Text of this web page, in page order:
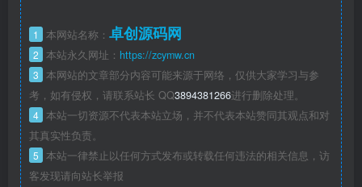
1 本网站名称： 卓创源码网
2 本站永久网址： https://zcymw.cn
3 本网站的文章部分内容可能来源于网络，仅供大家学习与参
考，如有侵权，请联系站长 QQ3894381266进行删除处理。
4 本站一切资源不代表本站立场，并不代表本站赞同其观点和对
其真实性负责。
5 本站一律禁止以任何方式发布或转载任何违法的相关信息，访
客发现请向站长举报